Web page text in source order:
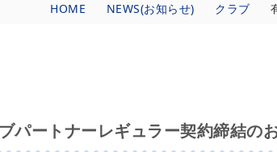
HOME NEWS(お知らせ) クラブ
パートナーレギュラー契約締結の